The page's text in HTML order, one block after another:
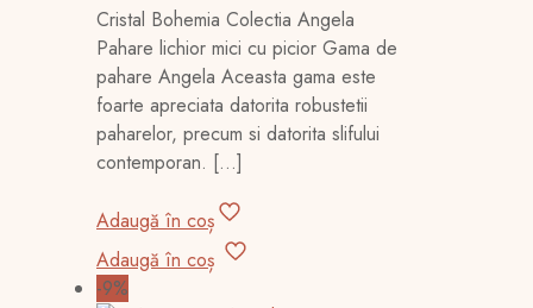
a
fost:
160,00 lei.
este:
145,00 lei.
Cristal Bohemia Colectia Angela
Pahare lichior mici cu picior Gama de
pahare Angela Aceasta gama este
foarte apreciata datorita robustetii
paharelor, precum si datorita slifului
contemporan. […]
Adaugă în coș
Adaugă în coș
-9%